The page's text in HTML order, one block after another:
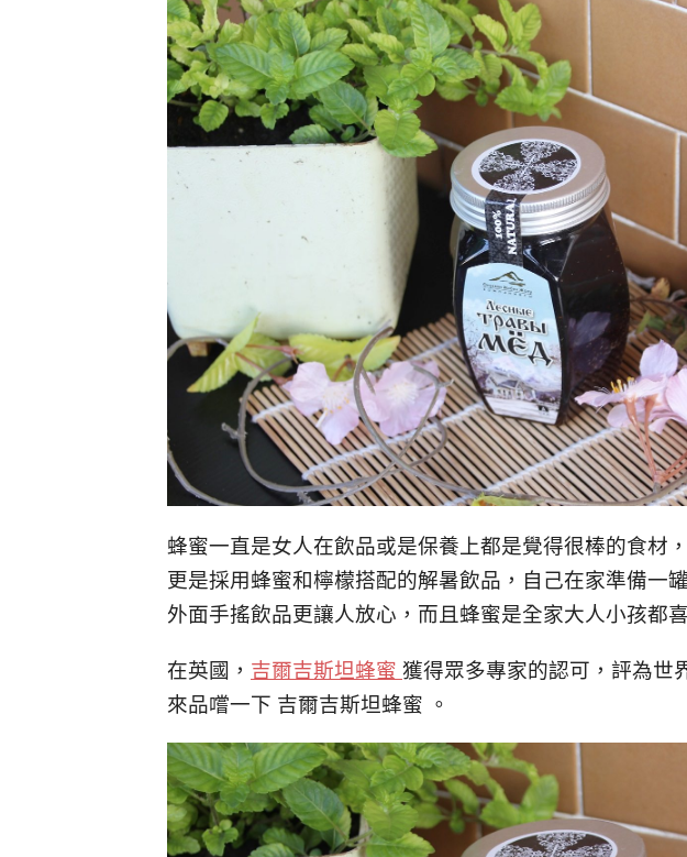
蜂蜜一直是女人在飲品或是保養上都是覺得很棒的食材
更是採用蜂蜜和檸檬搭配的解暑飲品，自己在家準備一
外面手搖飲品更讓人放心，而且蜂蜜是全家大人小孩都
在英國， 吉爾吉斯坦蜂蜜 獲得眾多專家的認可，評為世
來品嚐一下 吉爾吉斯坦蜂蜜 。